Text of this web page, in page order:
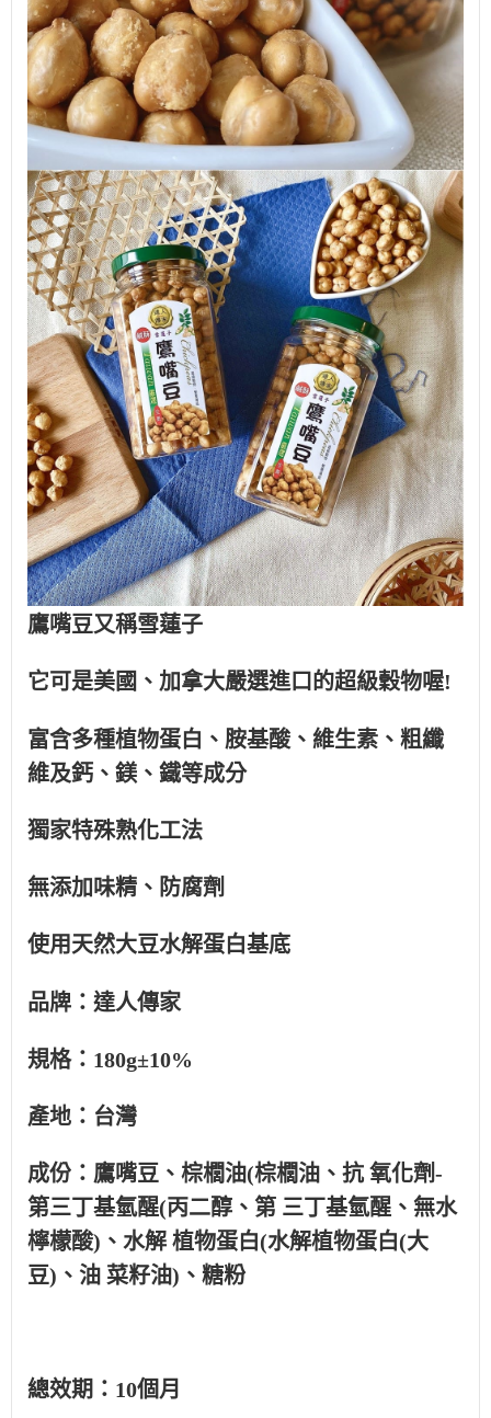
鷹嘴豆又稱雪蓮子
它可是美國、加拿大嚴選進口的超級穀物喔!
富含多種植物蛋白、胺基酸、維生素、粗纖
維及鈣、鎂、鐵等成分
獨家特殊熟化工法
無添加味精、防腐劑
使用天然大豆水解蛋白基底
品牌：達人傳家
規格：180g±10%
產地：台灣
成份：鷹嘴豆、棕櫚油(棕櫚油、抗 氧化劑-
第三丁基氫醒(丙二醇、第 三丁基氫醒、無水
檸檬酸)、水解 植物蛋白(水解植物蛋白(大
豆)、油 菜籽油)、糖粉
總效期：10個月